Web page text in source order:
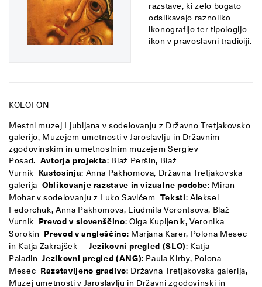
razstave, ki zelo bogato
odslikavajo raznoliko
ikonografijo ter tipologijo
ikon v pravoslavni tradiciji.
KOLOFON
Mestni muzej Ljubljana v sodelovanju z Državno Tretjakovsko
galerijo, Muzejem umetnosti v Jaroslavlju in Državnim
zgodovinskim in umetnostnim muzejem Sergiev
Posad. Avtorja projekta: Blaž Peršin, Blaž
Vurnik Kustosinja: Anna Pakhomova, Državna Tretjakovska
galerija Oblikovanje razstave in vizualne podobe: Miran
Mohar v sodelovanju z Luko Savićem Teksti: Aleksei
Fedorchuk, Anna Pakhomova, Liudmila Vorontsova, Blaž
Vurnik Prevod v slovenščino: Olga Kupljenik, Veronika
Sorokin Prevod v angleščino: Marjana Karer, Polona Mesec
in Katja Zakrajšek
Jezikovni pregled (SLO): Katja
Paladin Jezikovni pregled (ANG): Paula Kirby, Polona
Mesec Razstavljeno gradivo: Državna Tretjakovska galerija,
Muzej umetnosti v Jaroslavlju in Državni zgodovinski in